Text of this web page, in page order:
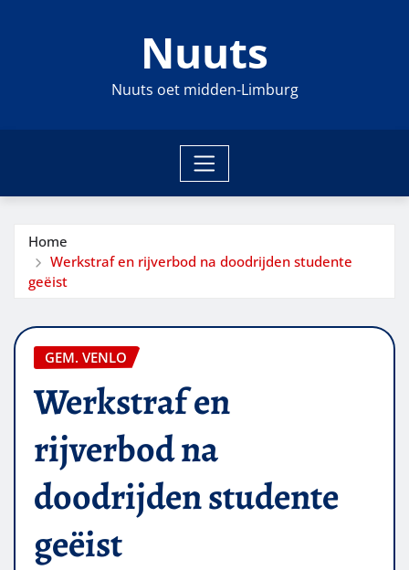
Nuuts
Nuuts oet midden-Limburg
Home
Werkstraf en rijverbod na doodrijden studente
geëist
GEM. VENLO
Werkstraf en
rijverbod na
doodrijden studente
geëist